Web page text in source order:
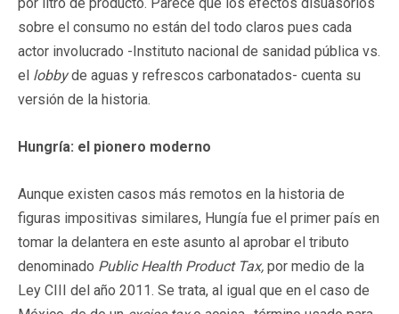
sobre el consumo no están del todo claros pues cada
actor involucrado -Instituto nacional de sanidad pública vs.
el lobbyde aguas y refrescos carbonatados- cuenta su
versión de la historia.
Hungría: el pionero moderno
Aunque existen casos más remotos en la historia de
figuras impositivas similares, Hungía fue el primer país en
tomar la delantera en este asunto al aprobar el tributo
denominado Public Health Product Tax, por medio de la
Ley CIII del año 2011. Se trata, al igual que en el caso de